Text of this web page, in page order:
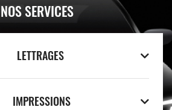
NOS SERVICES
LETTRAGES
IMPRESSIONS